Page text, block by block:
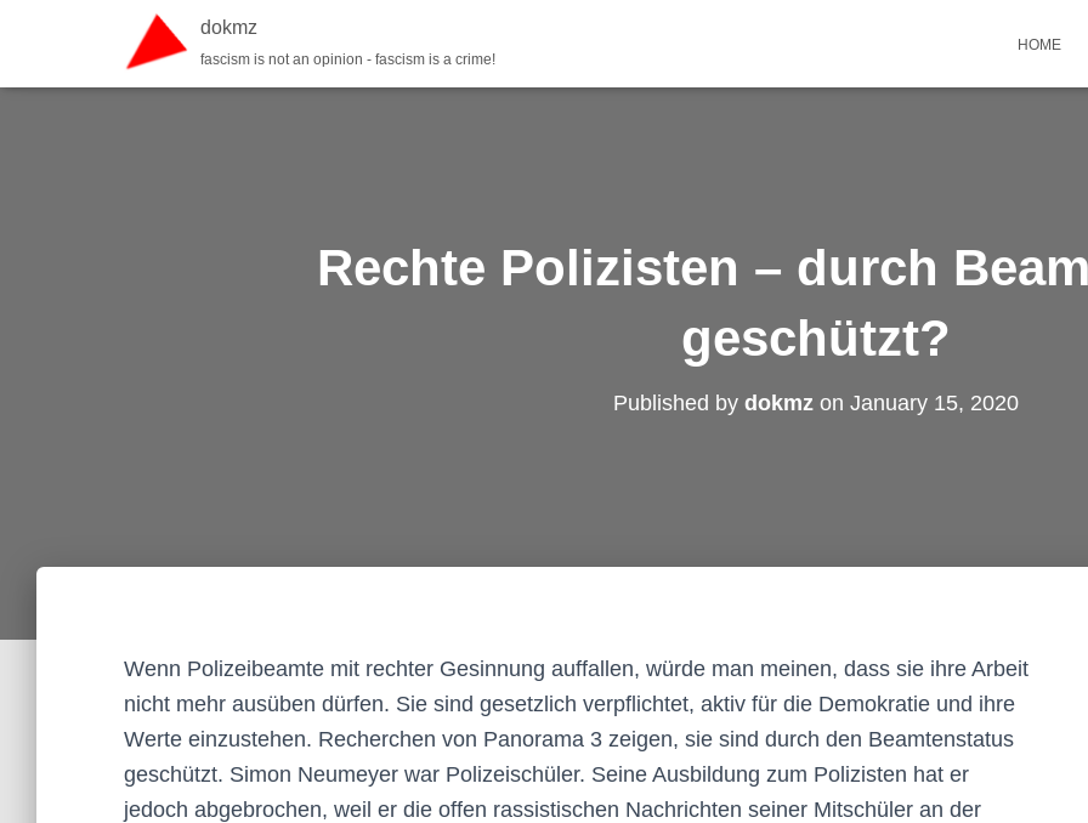
dokmz
fascism is not an opinion - fascism is a crime!
HOME
Rechte Polizisten – durch
geschützt?
Published by dokmz on January 15, 2020
Wenn Polizeibeamte mit rechter Gesinnung auffallen, würde man meinen, dass sie ihre Arbeit
nicht mehr ausüben dürfen. Sie sind gesetzlich verpflichtet, aktiv für die Demokratie und ihre
Werte einzustehen. Recherchen von Panorama 3 zeigen, sie sind durch den Beamtenstatus
geschützt. Simon Neumeyer war Polizeischüler. Seine Ausbildung zum Polizisten hat er
jedoch abgebrochen, weil er die offen rassistischen Nachrichten seiner Mitschüler an der